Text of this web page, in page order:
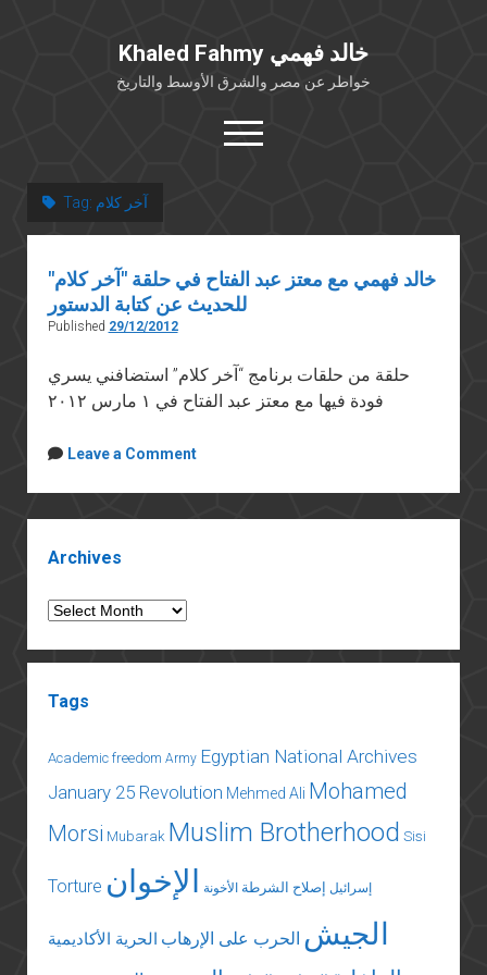
Khaled Fahmy خالد فهمي
خواطر عن مصر والشرق الأوسط والتاريخ
open
menu
كتابات أكاديمية
مقالات صحافية
مقابلات في الإعلام
Tag: آخر كلام
خالد فهمي مع معتز عبد الفتاح في حلقة "آخر كلام"
للحديث عن كتابة الدستور
Published 29/12/2012
حلقة من حلقات برنامج “آخر كلام” استضافني يسري
Leave a Comment
Archives
Archives
Tags
Academic freedom Army Egyptian National Archives
January 25 Revolution Mehmed Ali Mohamed
Morsi Mubarak Muslim Brotherhood Sisi
Torture إسرائيل إصلاح الشرطة الأخونة الإخوان
الجيش الحرب على الإرهاب الحرية الأكاديمية